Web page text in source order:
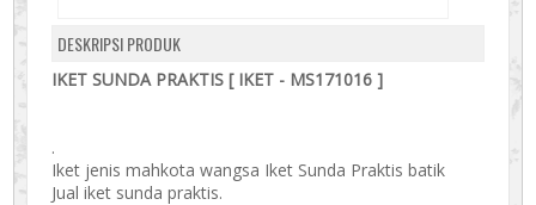
DESKRIPSI PRODUK
IKET SUNDA PRAKTIS [ IKET - MS171016 ]
.
Iket jenis mahkota wangsa Iket Sunda Praktis batik
Jual iket sunda praktis.